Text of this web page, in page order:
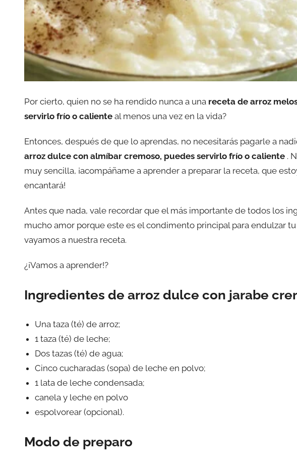
Por cierto, quien no se ha rendido nunca a una receta de arroz
servirlo frío o caliente al menos una vez en la vida?
Entonces, después de que lo aprendas, no necesitarás pagarle a
arroz dulce con almíbar cremoso, puedes servirlo frío o caliente .
muy sencilla, ¡acompáñame a aprender a preparar la receta, que
encantará!
Antes que nada, vale recordar que el más importante de todos los
mucho amor porque este es el condimento principal para endulzar
vayamos a nuestra receta.
¿¡Vamos a aprender!?
Ingredientes de arroz dulce con jarabe
Una taza (té) de arroz;
1 taza (té) de leche;
Dos tazas (té) de agua;
Cinco cucharadas (sopa) de leche en polvo;
1 lata de leche condensada;
canela y leche en polvo
espolvorear (opcional).
Modo de preparo